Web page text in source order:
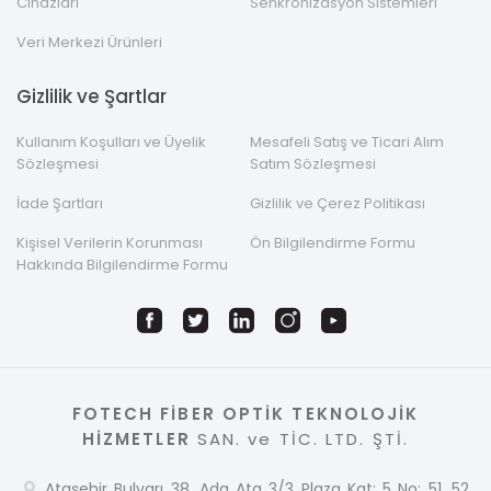
Veri Merkezi Ürünleri
Gizlilik ve Şartlar
Kullanım Koşulları ve Üyelik
Sözleşmesi
Mesafeli Satış ve Ticari Alım
Satım Sözleşmesi
İade Şartları
Gizlilik ve Çerez Politikası
Kişisel Verilerin Korunması
Hakkında Bilgilendirme Formu
Ön Bilgilendirme Formu
FOTECH FİBER OPTİK TEKNOLOJİK
HİZMETLER SAN. ve TİC. LTD. ŞTİ.